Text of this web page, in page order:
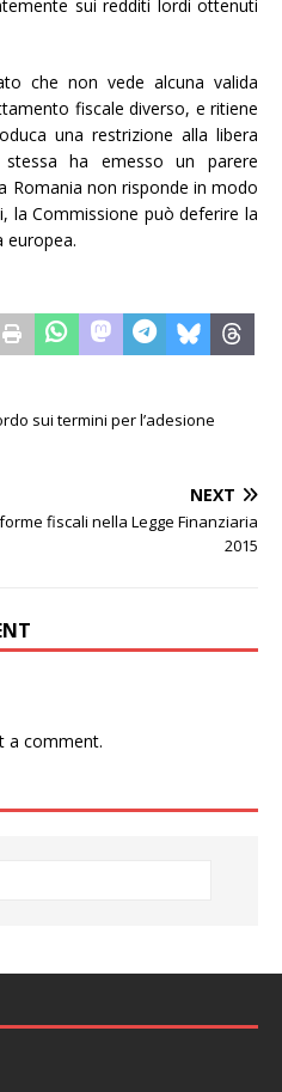
sui redditi lordi ottenuti
che non vede alcuna valida
fiscale diverso, e ritiene
una restrizione alla libera
ha emesso un parere
Romania non risponde in modo
la Commissione può deferire la
europea.
sui termini per l’adesione
NEXT
fiscali nella Legge Finanziaria
2015
a comment.